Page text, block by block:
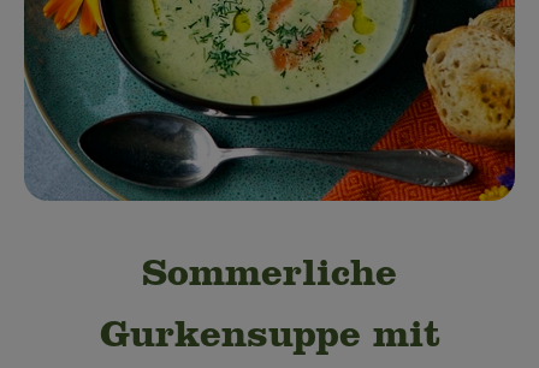
Obst & Gemüse
Bäckerei
Kühltheke
Speisekammer
Drogerie & HaushaltSommerliche
Gurkensuppe mit